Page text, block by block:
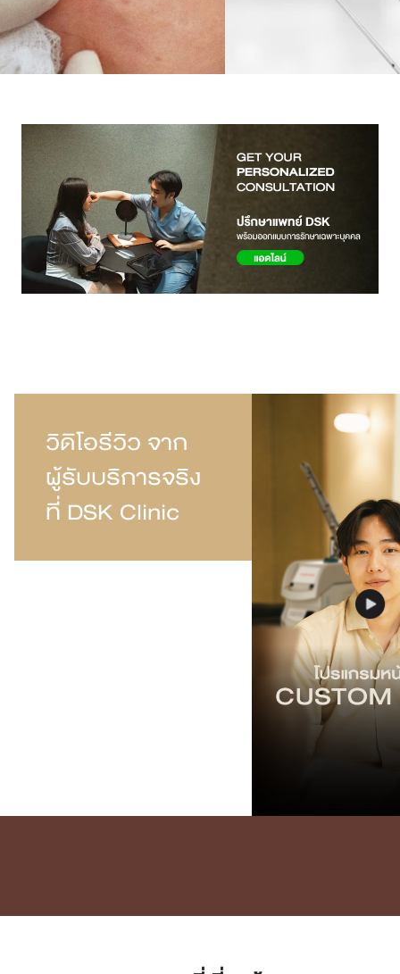
English
ไทย
วิดิโอรีวิว จาก
ผู้รับบริการจริง
ที่ DSK Clinic